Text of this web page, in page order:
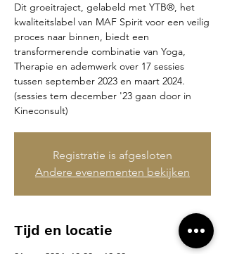
Dit groeitraject, gelabeld met YTB®, het
kwaliteitslabel van MAF Spirit voor een veilig
proces naar binnen, biedt een
transformerende combinatie van Yoga,
Therapie en ademwerk over 17 sessies
tussen september 2023 en maart 2024.
(sessies tem december '23 gaan door in
Kineconsult)
Registratie is afgesloten
Andere evenementen bekijken
Tijd en locatie